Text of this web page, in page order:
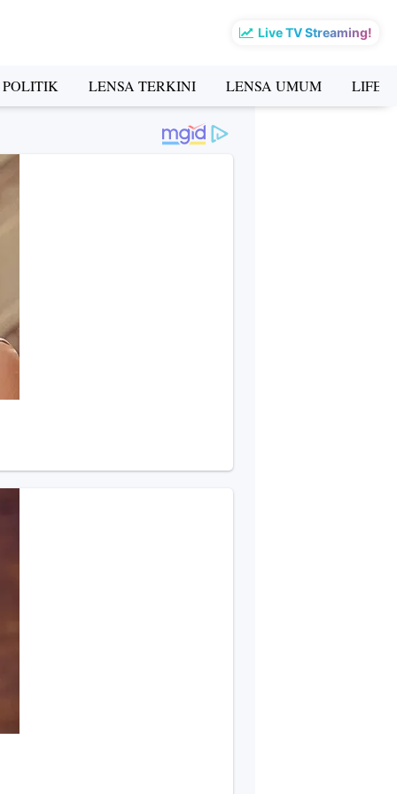
Live TV Streaming!
LENSA TERKINI LENSA UMUM